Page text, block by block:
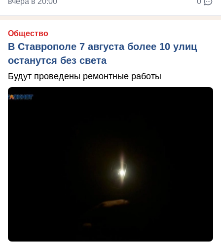
Общество
В Ставрополе 7 августа более 10 улиц
останутся без света
Будут проведены ремонтные работы